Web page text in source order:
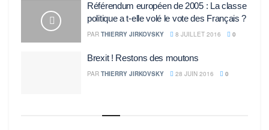
Référendum européen de 2005 : La classe
politique a t-elle volé le vote des Français ?
PAR THIERRY JIRKOVSKY 8 JUILLET 2016 0
Brexit ! Restons des moutons
PAR THIERRY JIRKOVSKY 28 JUIN 2016 0